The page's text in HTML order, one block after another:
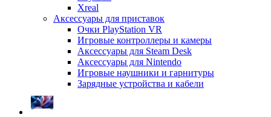
Xreal
Аксессуары для приставок
Очки PlayStation VR
Игровые контроллеры и камеры
Аксессуары для Steam Desk
Аксессуары для Nintendo
Игровые наушники и гарнитуры
Зарядные устройства и кабели